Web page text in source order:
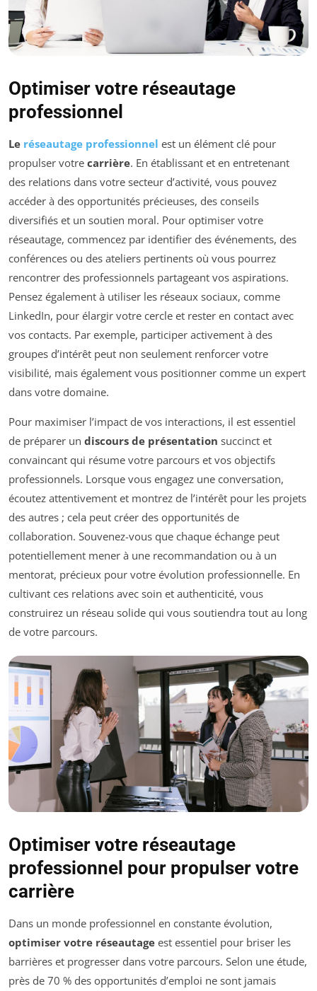
Optimiser votre réseautage
professionnel
Le réseautage professionnel est un élément clé pour
propulser votre carrière. En établissant et en entretenant
des relations dans votre secteur d’activité, vous pouvez
accéder à des opportunités précieuses, des conseils
diversifiés et un soutien moral. Pour optimiser votre
réseautage, commencez par identifier des événements, des
conférences ou des ateliers pertinents où vous pourrez
rencontrer des professionnels partageant vos aspirations.
Pensez également à utiliser les réseaux sociaux, comme
LinkedIn, pour élargir votre cercle et rester en contact avec
vos contacts. Par exemple, participer activement à des
groupes d’intérêt peut non seulement renforcer votre
visibilité, mais également vous positionner comme un expert
dans votre domaine.
Pour maximiser l’impact de vos interactions, il est essentiel
de préparer un discours de présentation succinct et
convaincant qui résume votre parcours et vos objectifs
professionnels. Lorsque vous engagez une conversation,
écoutez attentivement et montrez de l’intérêt pour les projets
des autres ; cela peut créer des opportunités de
collaboration. Souvenez-vous que chaque échange peut
potentiellement mener à une recommandation ou à un
mentorat, précieux pour votre évolution professionnelle. En
cultivant ces relations avec soin et authenticité, vous
construirez un réseau solide qui vous soutiendra tout au long
de votre parcours.
Optimiser votre réseautage
professionnel pour propulser votre
carrière
Dans un monde professionnel en constante évolution,
optimiser votre réseautage est essentiel pour briser les
barrières et progresser dans votre parcours. Selon une étude,
près de 70 % des opportunités d’emploi ne sont jamais